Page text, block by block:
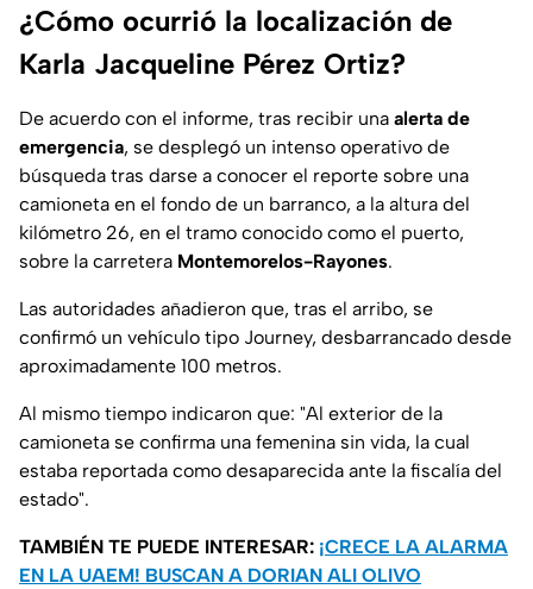
¿Cómo ocurrió la localización de
Karla Jacqueline Pérez Ortiz?
De acuerdo con el informe, tras recibir una alerta de
emergencia, se desplegó un intenso operativo de
búsqueda tras darse a conocer el reporte sobre una
camioneta en el fondo de un barranco, a la altura del
kilómetro 26, en el tramo conocido como el puerto,
sobre la carretera Montemorelos-Rayones.
Las autoridades añadieron que, tras el arribo, se
confirmó un vehículo tipo Journey, desbarrancado desde
aproximadamente 100 metros.
Al mismo tiempo indicaron que: "Al exterior de la
camioneta se confirma una femenina sin vida, la cual
estaba reportada como desaparecida ante la fiscalía del
estado".
TAMBIÉN TE PUEDE INTERESAR: ¡CRECE LA ALARMA
EN LA UAEM! BUSCAN A DORIAN ALI OLIVO